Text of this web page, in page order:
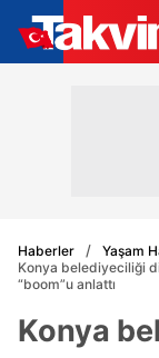
Haberler
Yaşam
Konya belediyeciliği
“boom”u anlattı
Konya